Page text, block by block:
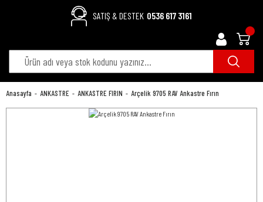
SATIŞ & DESTEK 0536 617 3161
Anasayfa ANKASTRE ANKASTRE FIRIN Arçelik 9705 RAV Ankastre Fırın